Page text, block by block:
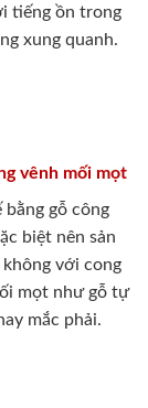
tiếng ồn trong
xung quanh.
vênh mối mọt
bằng gỗ công
biệt nên sản
không với cong
mọt như gỗ tự
mắc phải.